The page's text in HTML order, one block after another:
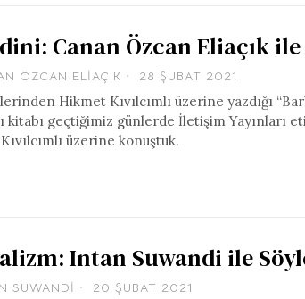
Canan Özcan Eliaçık ile
ÖZCAN ELIAÇIK 28 ŞUBAT 2021
Hikmet Kıvılcımlı üzerine yazdığı
kitabı geçtiğimiz günlerde İletişim
üzerine konuştuk.
Intan Suwandi ile
SUWANDI 20 ŞUBAT 2021